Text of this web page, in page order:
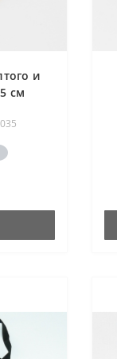
и
см